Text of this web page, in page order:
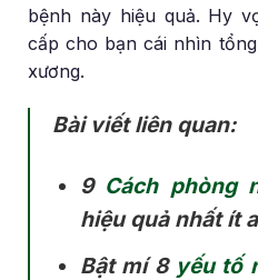
bệnh này hiệu quả. Hy
cấp cho bạn cái nhìn
xương.
Bài viết liên quan:
9 Cách phòng
hiệu quả nhất ít
Bật mí 8 yếu tố